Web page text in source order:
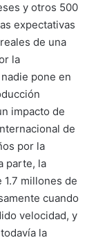
y otros 500
expectativas
de una
la
pone en
impacto de
de
por la
parte, la
millones de
cuando
velocidad, y
la